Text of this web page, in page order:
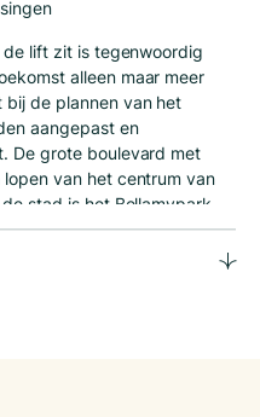
lift zit is tegenwoordig
alleen maar meer
de plannen van het
aangepast en
De grote boulevard met
van het centrum van
stad is het Bellamypark.
georganiseerd. Sinds
terrassen en activiteiten,